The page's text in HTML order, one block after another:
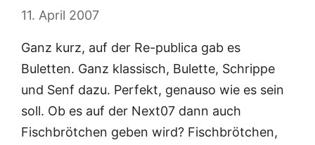
11. April 2007
Ganz kurz, auf der Re-publica gab es
Buletten. Ganz klassisch, Bulette, Schrippe
und Senf dazu. Perfekt, genauso wie es sein
soll. Ob es auf der Next07 dann auch
Fischbrötchen geben wird? Fischbrötchen,